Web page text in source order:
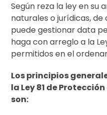
Según reza la ley en su
naturales o jurídicas,
puede gestionar data
haga con arreglo a la
permitidos en el
Los principios
la Ley 81 de
son: